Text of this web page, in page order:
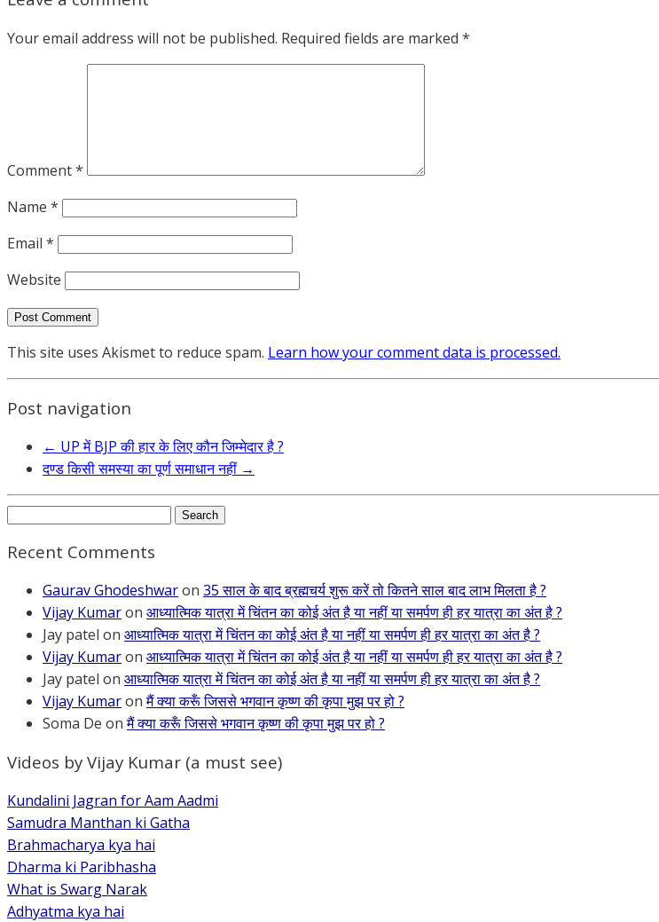
Your email address will not be published. Required fields are marked *
Comment*
Name *
Email *
Website
This site uses Akismet to reduce spam. Learn how your comment data is processed.
Post navigation
← UP में BJP की हार के लिए कौन जिम्मेदार है ?
दण्ड किसी समस्या का पूर्ण समाधान नहीं →
Search
Recent Comments
Gaurav Ghodeshwaron 35 साल के बाद ब्रह्मचर्य शुरू करें तो कितने साल बाद लाभ मिलता है ?
Vijay Kumaron आध्यात्मिक यात्रा में चिंतन का कोई अंत है या नहीं या समर्पण ही हर यात्रा का अंत है ?
Jay patel on आध्यात्मिक यात्रा में चिंतन का कोई अंत है या नहीं या समर्पण ही हर यात्रा का अंत है ?
Vijay Kumaron आध्यात्मिक यात्रा में चिंतन का कोई अंत है या नहीं या समर्पण ही हर यात्रा का अंत है ?
Jay patel on आध्यात्मिक यात्रा में चिंतन का कोई अंत है या नहीं या समर्पण ही हर यात्रा का अंत है ?
Vijay Kumaronमैं क्या करूँ जिससे भगवान कृष्ण की कृपा मुझ पर हो ?
Soma De onमैं क्या करूँ जिससे भगवान कृष्ण की कृपा मुझ पर हो ?
Videos by Vijay Kumar (a must see)
Kundalini Jagran for Aam Aadmi
Samudra Manthan ki Gatha
Brahmacharya kya hai
Dharma ki Paribhasha
What is Swarg Narak
Adhyatma kya hai